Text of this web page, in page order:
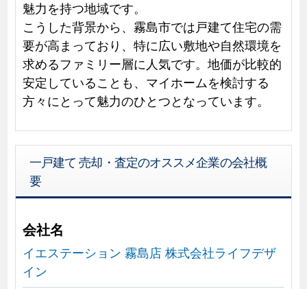
魅力を持つ地域です。
こうした背景から、霧島市では戸建て住宅の需
要が高まっており、特に広い敷地や自然環境を
求めるファミリー層に人気です。地価が比較的
安定していることも、マイホームを検討する
方々にとって魅力のひとつとなっています。
一戸建て 売却・査定のオススメ企業の会社概
要
会社名
イエステーション 霧島店 株式会社ライフデザ
イン